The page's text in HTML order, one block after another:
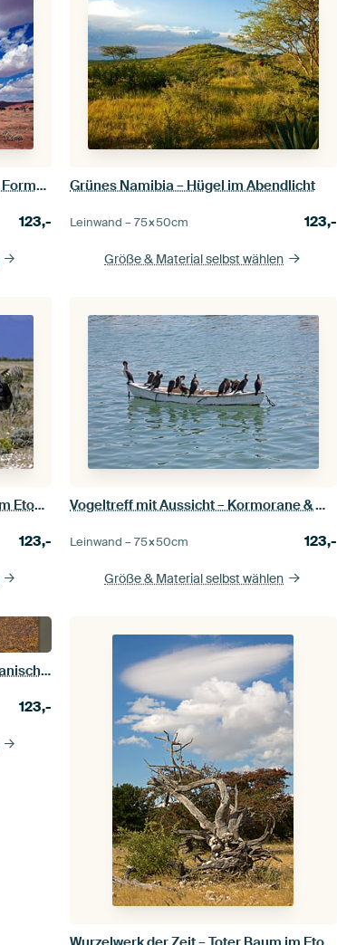
Himmel über der Namib – Farben, Formen, Faszination
123,-
Grünes Namibia – Hügel im Abendlicht
Leinwand –75×50cm 123,-
Größe & Material selbst wählen
Streifen im Gleichklang – Zebras im Etosha Nationalpark
123,-
Vogeltreff mit Aussicht – Kormorane & Möwe in Lüderitz
Leinwand –75×50cm 123,-
Größe & Material selbst wählen
Augenblick am Atlantik – Südafrikanischer Seebär bei Cape Cross
123,-